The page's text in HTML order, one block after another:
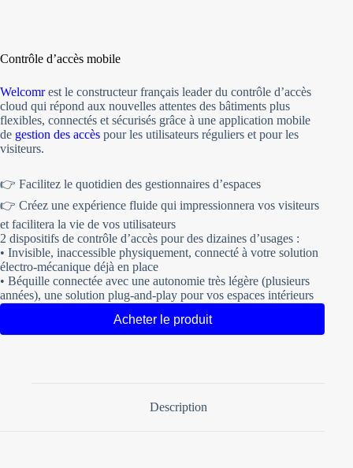
Contrôle d’accès mobile
Welcomrest le constructeur français leader du contrôle d’accès
cloud qui répond aux nouvelles attentes des bâtiments plus
flexibles, connectés et sécurisés grâce à une application mobile
de gestion des accès pour les utilisateurs réguliers et pour les
visiteurs.
👉 Facilitez le quotidien des gestionnaires d’espaces
👉 Créez une expérience fluide qui impressionnera vos visiteurs
et facilitera la vie de vos utilisateurs
2 dispositifs de contrôle d’accès pour des dizaines d’usages :
• Invisible, inaccessible physiquement, connecté à votre solution
électro-mécanique déjà en place
• Béquille connectée avec une autonomie très légère (plusieurs
années), une solution plug-and-play pour vos espaces intérieurs
Acheter le produit
Description